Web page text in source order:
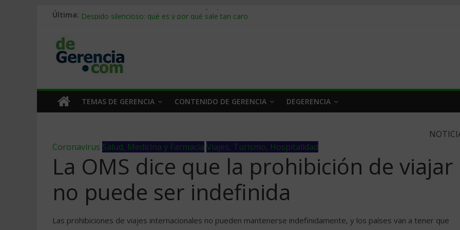
Última: Stablecoins para empresas: cómo pagar y cobrar en 2026
Trabajo forzoso en la cadena de suministro: qué hacer
Mercado hispano de EE. UU.: cómo segmentarlo y venderle
TEMAS DE GERENCIA CONTENIDO DE GERENCIA DEGERENCIA
Coronavirus Salud, Medicina y Farmacia Viajes, Turismo, Hospitalidad
La OMS dice que la prohibición de viajar
no puede ser indefinida
Las prohibiciones de viajes internacionales no pueden mantenerse indefinidamente, y los países van a tener que